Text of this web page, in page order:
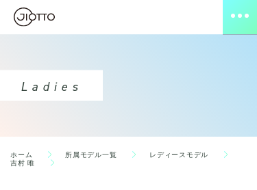
Ladies
ホーム 所属モデル一覧
レディースモデル
吉村 唯